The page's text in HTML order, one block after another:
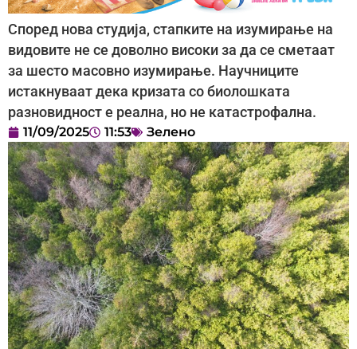
Според нова студија, стапките на изумирање на
видовите не се доволно високи за да се сметаат
за шесто масовно изумирање. Научниците
истакнуваат дека кризата со биолошката
разновидност е реална, но не катастрофална.
11/09/2025 11:53 Зелено